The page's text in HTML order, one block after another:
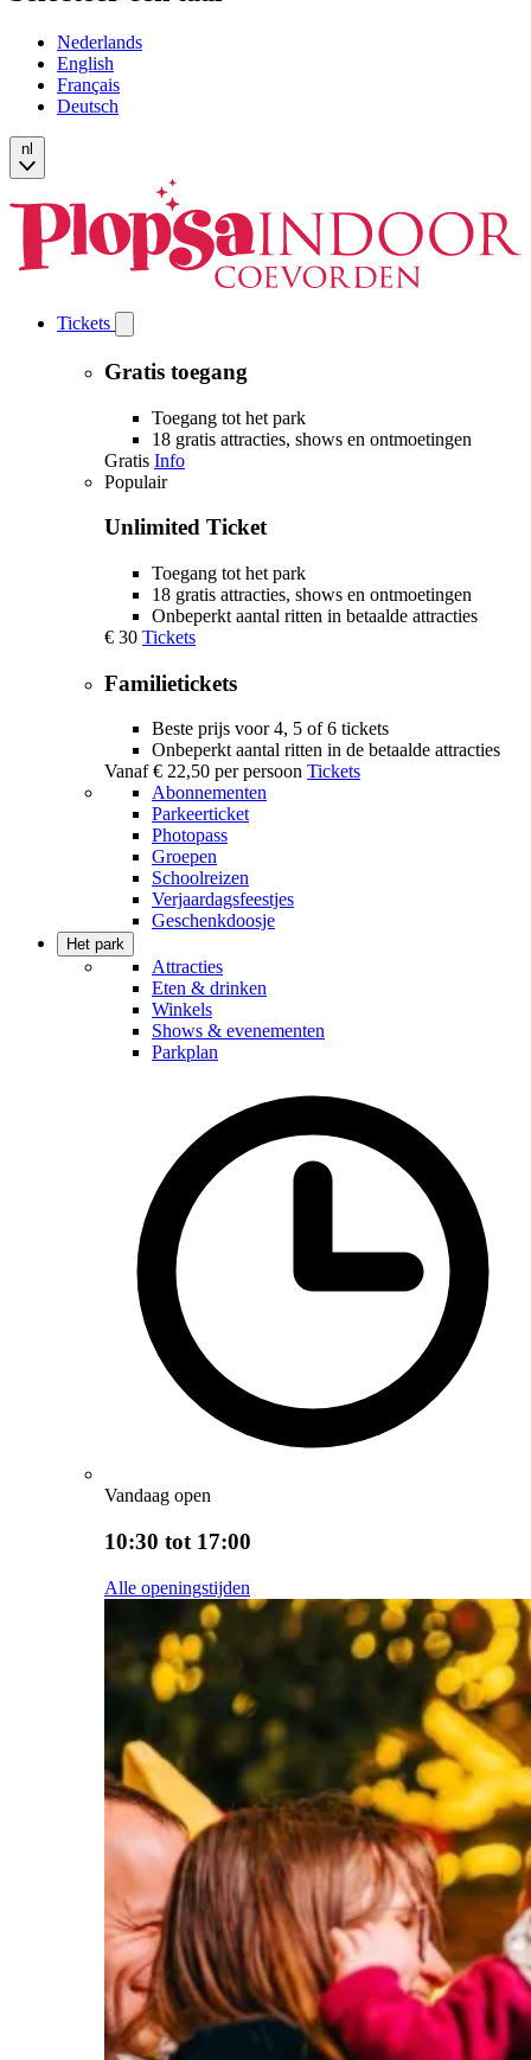
Nederlands
English
Français
Deutsch
nl
Tickets
Tickets
submenu
Gratis toegang
Toegang tot het park
18 gratis attracties, shows en ontmoetingen
Gratis Info
Populair
Unlimited Ticket
Toegang tot het park
18 gratis attracties, shows en ontmoetingen
Onbeperkt aantal ritten in betaalde attracties
€ 30 Tickets
Familietickets
Beste prijs voor 4, 5 of 6 tickets
Onbeperkt aantal ritten in de betaalde attracties
Vanaf € 22,50 per persoon Tickets
Abonnementen
Parkeerticket
Photopass
Groepen
Schoolreizen
Verjaardagsfeestjes
Geschenkdoosje
Het park
Attracties
Eten & drinken
Winkels
Shows & evenementen
Parkplan
Vandaag open
10:30 tot 17:00
Alle openingstijden